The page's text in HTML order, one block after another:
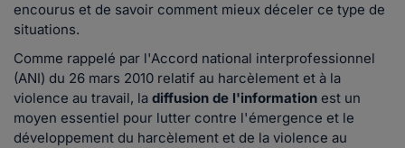
encourus et de savoir comment mieux déceler ce type de
situations.
Comme rappelé par l'Accord national interprofessionnel
(ANI) du 26 mars 2010 relatif au harcèlement et à la
violence au travail, la diffusion de l'information est un
moyen essentiel pour lutter contre l'émergence et le
développement du harcèlement et de la violence au